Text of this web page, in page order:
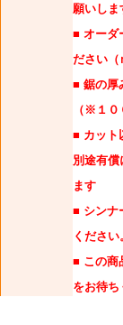
願いしま
■ オーダ
ださい（
■ 鋸の厚
（※１
■ カット
別途有
ます
■ シンナ
ください
■ この商
をお待ち